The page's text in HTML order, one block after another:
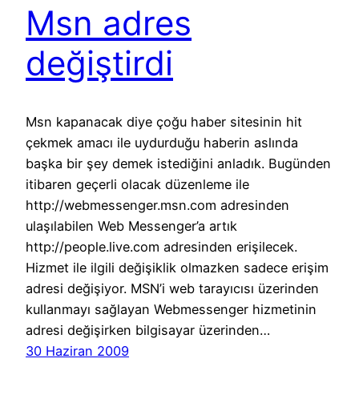
Msn adres
değiştirdi
Msn kapanacak diye çoğu haber sitesinin hit
çekmek amacı ile uydurduğu haberin aslında
başka bir şey demek istediğini anladık. Bugünden
itibaren geçerli olacak düzenleme ile
http://webmessenger.msn.com adresinden
ulaşılabilen Web Messenger’a artık
http://people.live.com adresinden erişilecek.
Hizmet ile ilgili değişiklik olmazken sadece erişim
adresi değişiyor. MSN’i web tarayıcısı üzerinden
kullanmayı sağlayan Webmessenger hizmetinin
adresi değişirken bilgisayar üzerinden…
30 Haziran 2009